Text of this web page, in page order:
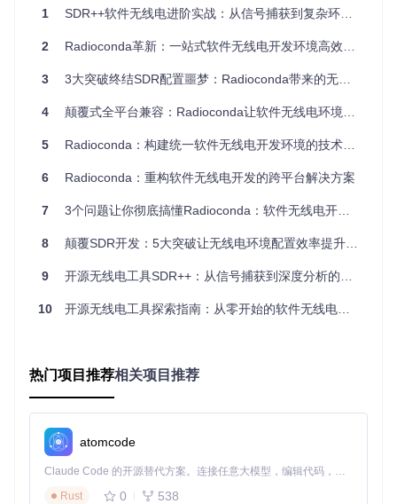
gqrx频谱分析仪和inspectrum信号分析工具
译，大大缩短了环境配置时间。
跨平台一致性体验
无论你使用何种操作系统，Radioconda都能提供一致的安装
Windows系统提供图形界面安装程序
macOS支持Intel和Apple Silicon两种架构
选择正确的安装文件。
实战应用场景展示
利用Radioconda内置的gqrx工具，你可以轻松进行频谱扫
学术研究与实验
电子工程专业学生可以利用Radioconda快速搭建实验环境，
专注于通信协议研究和信号分析，无需在环境配置上浪费宝贵
的科研时间。
1 SDR++软件无线电进阶实战：从信号捕获到复杂环境优化全攻略
2 Radioconda革新：一站式软件无线电开发环境高效部署解决方案
3 3大突破终结SDR配置噩梦：Radioconda带来的无线电开发革命
4 颠覆式全平台兼容：Radioconda让软件无线电环境配置效率提升90%的实战指南
5 Radioconda：构建统一软件无线电开发环境的技术实践
6 Radioconda：重构软件无线电开发的跨平台解决方案
7 3个问题让你彻底搞懂Radioconda：软件无线电开发神器实测
8 颠覆SDR开发：5大突破让无线电环境配置效率提升90%
9 开源无线电工具SDR++：从信号捕获到深度分析的全流程指南
10 开源无线电工具探索指南：从零开始的软件无线电入门与跨平台信号分析
热门项目推荐相关项目推荐
atomcode
Claude Code 的开源替代方案。连接任意大模型，编辑代码，运行命令，自动验证 — 全自动执行。用 Rust 构建，极致性能。 ｜ An open-source alternative to Claude Code. Connect any LLM, edit code, run commands, and verify changes — autonomously. Built in Rust for speed. Get Started
Rust
0 538